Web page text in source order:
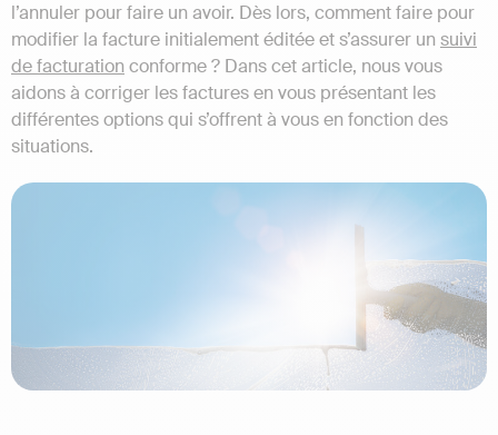
l’annuler pour faire un avoir. Dès lors, comment faire pour
modifier la facture initialement éditée et s’assurer un suivi
de facturation conforme ? Dans cet article, nous vous
aidons à corriger les factures en vous présentant les
différentes options qui s’offrent à vous en fonction des
situations.